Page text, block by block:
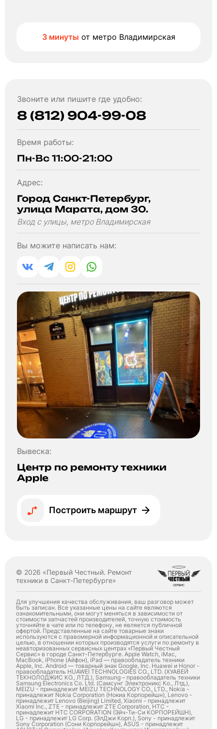
3 минуты от метро Владимирская
Звоните или пишите где удобно:
8 (812) 904-99-08
Время работы:
Пн-Вс 11:00-21:00
Адрес:
Город Санкт-Петербург,
улица Марата, дом 30.
Вход с улицы, метро Владимирская
Вы можите написать нам:
Вывеска:
Центр по ремонту техники
Apple
Построить маршрут
© 2026 «Первый Честный. Ремонт
техники в Санкт-Петербурге»
Для улучшения качества обслуживания, ваш разговор может
быть записан. Все указанные цены на сайте являются
ознакомительными, они могут меняться в зависимости от
стоимости запчастей производителей, точную стоимость
уточняйте в чате или по телефону, не является публичной
офертой. Представленные на сайте товарные знаки
используются с правомерной информационной и описательной
целью, в отношении которых производятся услуги по ремонту в
неавторизованных сервисных центрах «Первый Честный
Сервис» в городе Санкт-Петербурге. Apple Watch, iMac,
MacBook, iPhone (Айфон), iPad — правообладатель техники
Apple, Inc. Android — товарный знак Google, Inc. Huawei и Honor -
правообладатель HUAWEI TECHNOLOGIES CO., LTD. (ХУАВЕЙ
ТЕКНОЛОДЖИС КО., ЛТД.), Samsung – правообладатель техники
Samsung Electronics Co. Ltd. (Самсунг Электроникс Ко., Лтд.),
MEIZU - принадлежит MEIZU TECHNOLOGY CO., LTD., Nokia -
принадлежит Nokia Corporation (Нокиа Корпорейшн), Lenovo -
принадлежит Lenovo (Beijing) Limited, Xiaomi - принадлежит
Xiaomi Inc., ZTE - принадлежит ZTE Corporation, HTC -
принадлежит HTC CORPORATION (Эйч-Ти-Си КОРПОРЕЙШН),
LG - принадлежит LG Corp. (ЭлДжи Корп.), Sony - принадлежит
Sony Corporation (Сони Корпорейшн), ASUS - принадлежит